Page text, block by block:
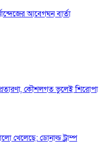
আবেগঘন বার্তা
প্রতারণা, কৌশলগত ভুলেই শিরোপা
খেলেছে: ডোনাল্ড ট্রাম্প